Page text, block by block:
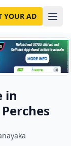
YOUR AD
in